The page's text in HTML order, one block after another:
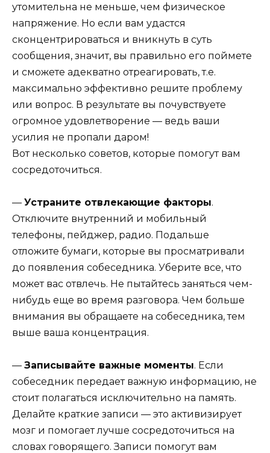
утомительна не меньше, чем физическое
напряжение. Но если вам удастся
сконцентрироваться и вникнуть в суть
сообщения, значит, вы правильно его поймете
и сможете адекватно отреагировать, т.е.
максимально эффективно решите проблему
или вопрос. В результате вы почувствуете
огромное удовлетворение — ведь ваши
усилия не пропали даром!
Вот несколько советов, которые помогут вам
сосредоточиться.
— Устраните отвлекающие факторы.
Отключите внутренний и мобильный
телефоны, пейджер, радио. Подальше
отложите бумаги, которые вы просматривали
до появления собеседника. Уберите все, что
может вас отвлечь. Не пытайтесь заняться чем-
нибудь еще во время разговора. Чем больше
внимания вы обращаете на собеседника, тем
выше ваша концентрация.
— Записывайте важные моменты. Если
собеседник передает важную информацию, не
стоит полагаться исключительно на память.
Делайте краткие записи — это активизирует
мозг и помогает лучше сосредоточиться на
словах говорящего. Записи помогут вам